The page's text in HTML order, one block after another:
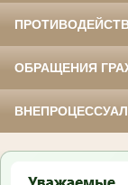
ОБРАЩЕНИЯ